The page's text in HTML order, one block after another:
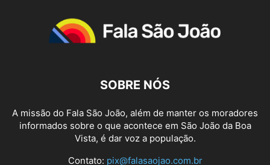
SOBRE NÓS
A missão do Fala São João, além de manter os moradores
informados sobre o que acontece em São João da Boa
Vista, é dar voz a população.
Contato: pix@falasaojao.com.br